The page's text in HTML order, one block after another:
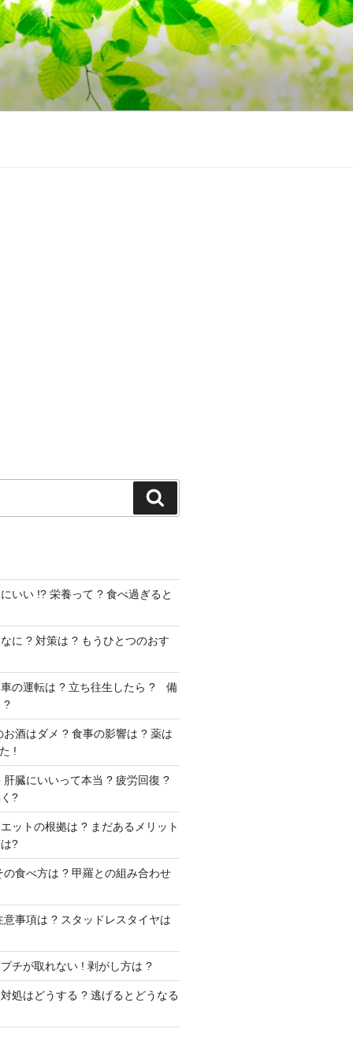
索
いい !? 栄養って ? 食べ過ぎると
に ? 対策は ? もうひとつのおす
車の運転は ? 立ち往生したら ? 備
?
お酒はダメ ? 食事の影響は ? 薬は
!
肝臓にいいって本当 ? 疲労回復 ?
?
ットの根拠は ? まだあるメリット
?
の食べ方は ? 甲羅との組み合わせ
意事項は ? スタッドレスタイヤは
チが取れない ! 剥がし方は ?
処はどうする ? 逃げるとどうなる